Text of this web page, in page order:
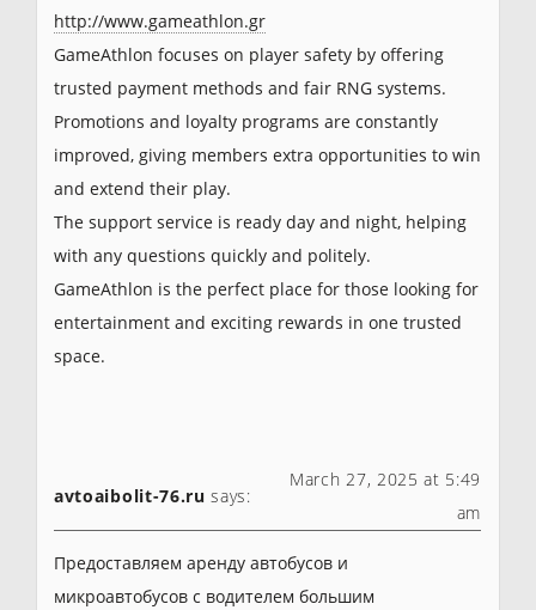
http://www.gameathlon.gr
GameAthlon focuses on player safety by offering
trusted payment methods and fair RNG systems.
Promotions and loyalty programs are constantly
improved, giving members extra opportunities to win
and extend their play.
The support service is ready day and night, helping
with any questions quickly and politely.
GameAthlon is the perfect place for those looking for
entertainment and exciting rewards in one trusted
space.
avtoaibolit-76.ru says:
March 27, 2025 at 5:49
am
Предоставляем аренду автобусов и
микроавтобусов с водителем большим